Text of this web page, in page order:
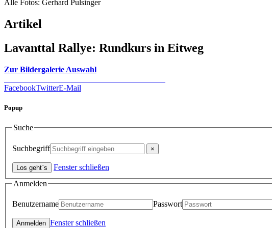
Alle Fotos: Gerhard Pulsinger
Artikel
Lavanttal Rallye: Rundkurs in Eitweg
Zur Bildergalerie Auswahl
FacebookTwitterE-Mail
Popup
Suche
Suchbegriff
Fenster schließen
Anmelden
Benutzername Passwort
Fenster schließen